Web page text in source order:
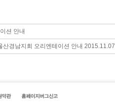
션 안내
산경남지회 오리엔테이션 안내 2015.11.07